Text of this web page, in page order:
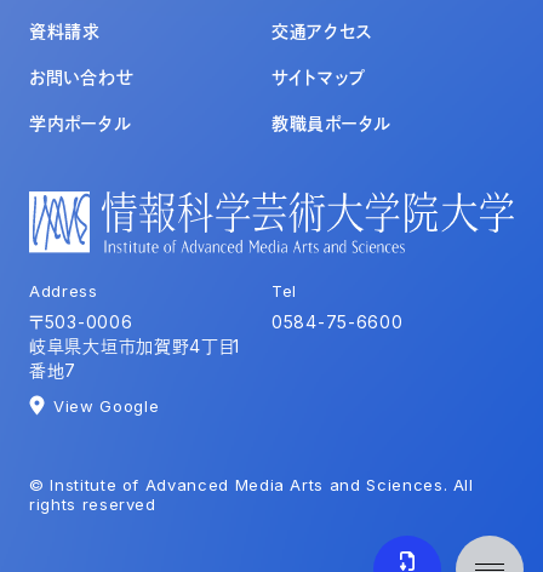
資料請求 交通アクセス
お問い合わせ サイトマップ
学内ポータル 教職員ポータル
Address
〒503-0006
岐阜県大垣市加賀野4丁目1
番地7
View Google
Tel
0584-75-6600
© Institute of Advanced Media Arts and Sciences. All
rights reserved